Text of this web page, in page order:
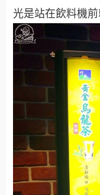
光是站在飲料機